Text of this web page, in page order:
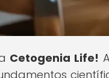
Cetogenia Life!